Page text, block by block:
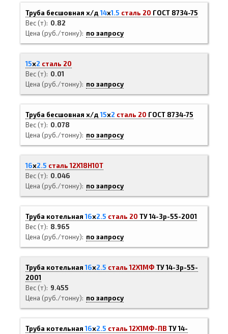
Труба бесшовная х/д14х1.5 сталь 20 ГОСТ 8734-75
Вес (т)
0.82
Цена (руб./тонну)
по запросу
15х2 сталь 20
Вес (т)
0.01
Цена (руб./тонну)
по запросу
Труба бесшовная х/д15х2 сталь 20 ГОСТ 8734-75
Вес (т)
0.078
Цена (руб./тонну)
по запросу
16х2.5 сталь 12Х18Н10Т
Вес (т)
0.046
Цена (руб./тонну)
по запросу
Труба котельная16х2.5 сталь 20 ТУ 14-3р-55-2001
Вес (т)
8.965
Цена (руб./тонну)
по запросу
Труба котельная16х2.5 сталь 12Х1МФ ТУ 14-3р-55-
2001
Вес (т)
9.455
Цена (руб./тонну)
по запросу
Труба котельная16х2.5 сталь 12Х1МФ-ПВ ТУ 14-